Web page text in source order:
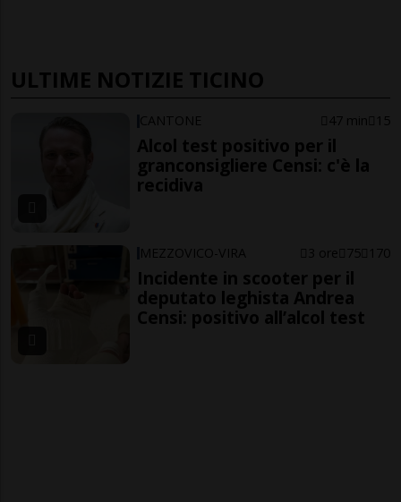
ULTIME NOTIZIE TICINO
CANTONE 47 min 15
Alcol test positivo per il
granconsigliere Censi: c'è la
recidiva
MEZZOVICO-VIRA 3 ore 75 170
Incidente in scooter per il
deputato leghista Andrea
Censi: positivo all’alcol test